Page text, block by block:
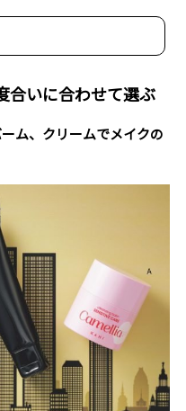
合いに合わせて選ぶ
ム、クリームでメイクの